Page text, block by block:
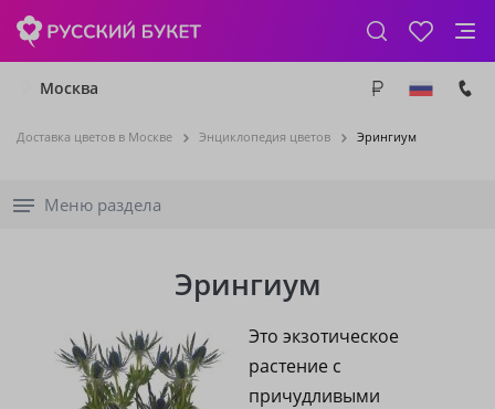
Москва
Доставка цветов в Москве Энциклопедия цветов Эрингиум
Меню раздела
Эрингиум
Это экзотическое
растение с
причудливыми